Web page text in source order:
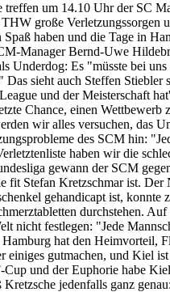
treffen um 14.10 Uhr der SC
große Verletzungssorgen
haben und die Tage in
Manager Bernd-Uwe
Underdog: Es "müsste bei
Das sieht auch Steffen
und der Meisterschaft
Chance, einen
wir alles versuchen, das
des SCM hin:
haben wir die
gewann der SCM
fit Stefan Kretzschmar ist.
gehandicapt ist,
durchstehen.
nicht festlegen: "Jede
hat den Heimvorteil,
einiges gutmachen, und Kiel
und der Euphorie habe
jedenfalls ganz